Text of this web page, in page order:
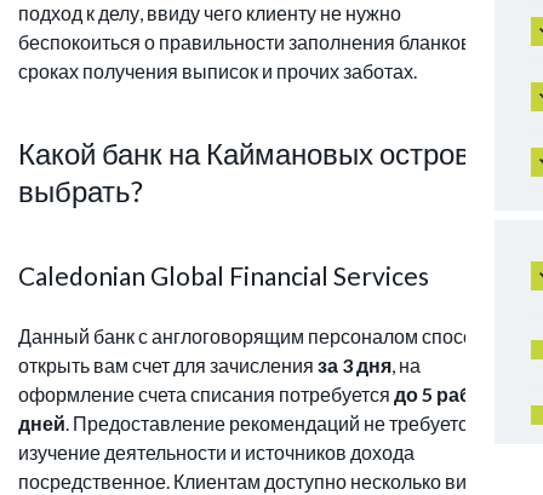
подход к делу, ввиду чего клиенту не нужно
беспокоиться о правильности заполнения бланков,
сроках получения выписок и прочих заботах.
Какой банк на Каймановых островах
выбрать?
Caledonian Global Financial Services
Данный банк с англоговорящим персоналом способно
открыть вам счет для зачисления за 3 дня, на
оформление счета списания потребуется до 5 рабочих
дней. Предоставление рекомендаций не требуется,
изучение деятельности и источников дохода
посредственное. Клиентам доступно несколько видов